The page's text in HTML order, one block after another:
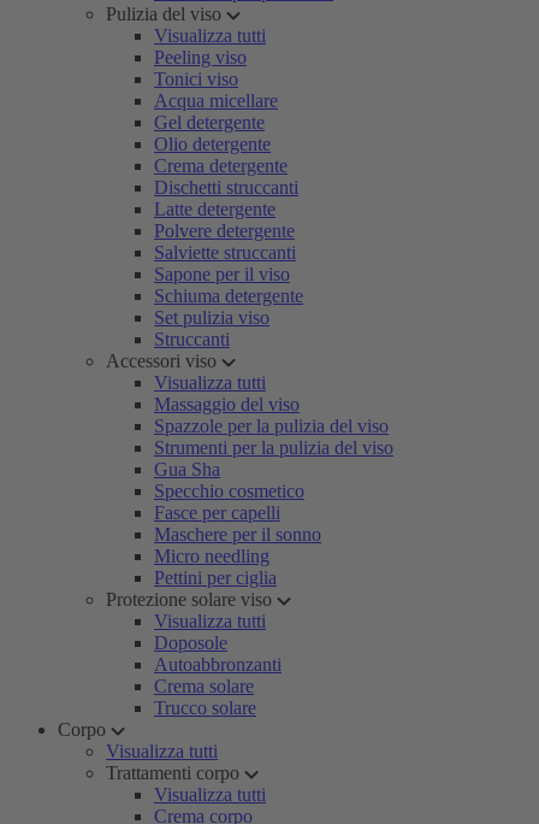
Pulizia del viso
Visualizza tutti
Peeling viso
Tonici viso
Acqua micellare
Gel detergente
Olio detergente
Crema detergente
Dischetti struccanti
Latte detergente
Polvere detergente
Salviette struccanti
Sapone per il viso
Schiuma detergente
Set pulizia viso
Struccanti
Accessori viso
Visualizza tutti
Massaggio del viso
Spazzole per la pulizia del viso
Strumenti per la pulizia del viso
Gua Sha
Specchio cosmetico
Fasce per capelli
Maschere per il sonno
Micro needling
Pettini per ciglia
Protezione solare viso
Visualizza tutti
Doposole
Autoabbronzanti
Crema solare
Trucco solare
Corpo
Visualizza tutti
Trattamenti corpo
Visualizza tutti
Crema corpo